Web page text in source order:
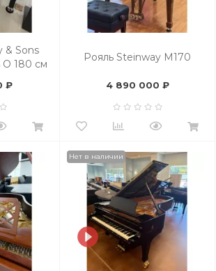
& Sons
O 180 см
₽
Рояль Steinway M170
4 890 000 ₽
Нет в наличии